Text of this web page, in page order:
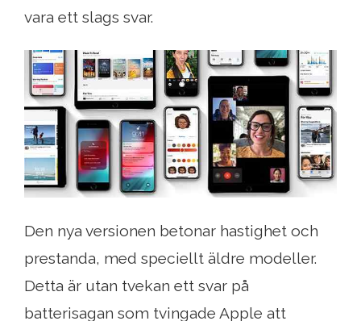
vara ett slags svar.
Den nya versionen betonar hastighet och
prestanda, med speciellt äldre modeller.
Detta är utan tvekan ett svar på
batterisagan som tvingade Apple att